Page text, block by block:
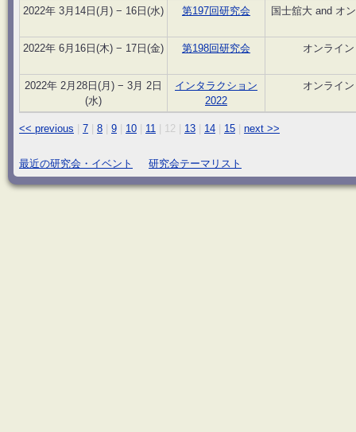
2022年 3月14日(月) − 16日(水) 第197回研究会 国士舘大 and オ
2022年 6月16日(木) − 17日(金) 第198回研究会 オンライン
2022年 2月28日(月) − 3月 2日
(水)
インタラクション
2022
オンライン
<< previous 7 8 9 10 11 12 13 14 15 next >>
最近の研究会・イベント 研究会テーマリスト